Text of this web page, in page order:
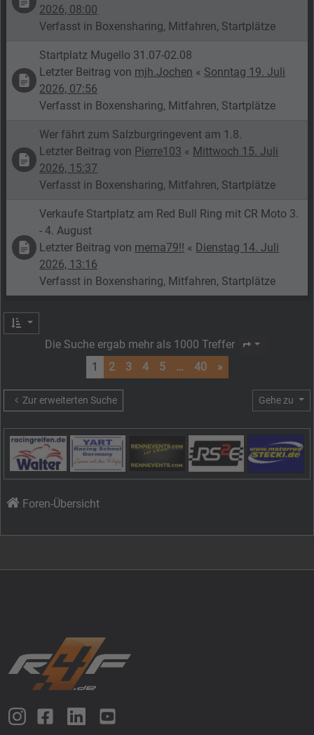
2026, 08:00
Verfasst in Boxensharing, Mitfahren, Startplätze
Startplatz Mugello 31.07-02.08
Letzter Beitrag von mjh.Jochen « Sonntag 19. Juli
2026, 07:56
Verfasst in Boxensharing, Mitfahren, Startplätze
Wer fährt zum Salzburgringevent am 1.8.
Letzter Beitrag von Pierre103 « Mittwoch 15. Juli
2026, 15:37
Verfasst in Boxensharing, Mitfahren, Startplätze
Verkaufe Startplatz am Red Bull Ring mit CR Moto 3.
- 4. August
Letzter Beitrag von mema79!! « Dienstag 14. Juli
2026, 13:16
Verfasst in Boxensharing, Mitfahren, Startplätze
Die Suche ergab mehr als 1000 Treffer Seite
1 2 3 4 5 … 40 »
Zur erweiterten Suche Gehe zu
Foren-Übersicht